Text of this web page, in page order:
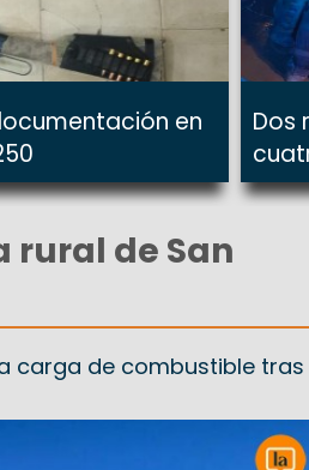
en
Dos
rural de San
carga de combustible tras